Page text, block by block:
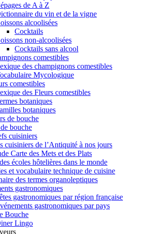
de A à Z
du vin et de la vigne
alcoolisées
Cocktails
non-alcoolisées
Cocktails sans alcool
comestibles
des champignons comestibles
Mycologique
comestibles
des Fleurs comestibles
botaniques
botaniques
de bouche
bouche
cuisiniers
cuisiniers de l’Antiquité à nos jours
Carte des Mets et des Plats
écoles hôtelières dans le monde
et vocabulaire technique de cuisine
des termes organoleptiques
gastronomiques
gastronomiques par région française
gastronomiques par pays
Bouche
Lingo